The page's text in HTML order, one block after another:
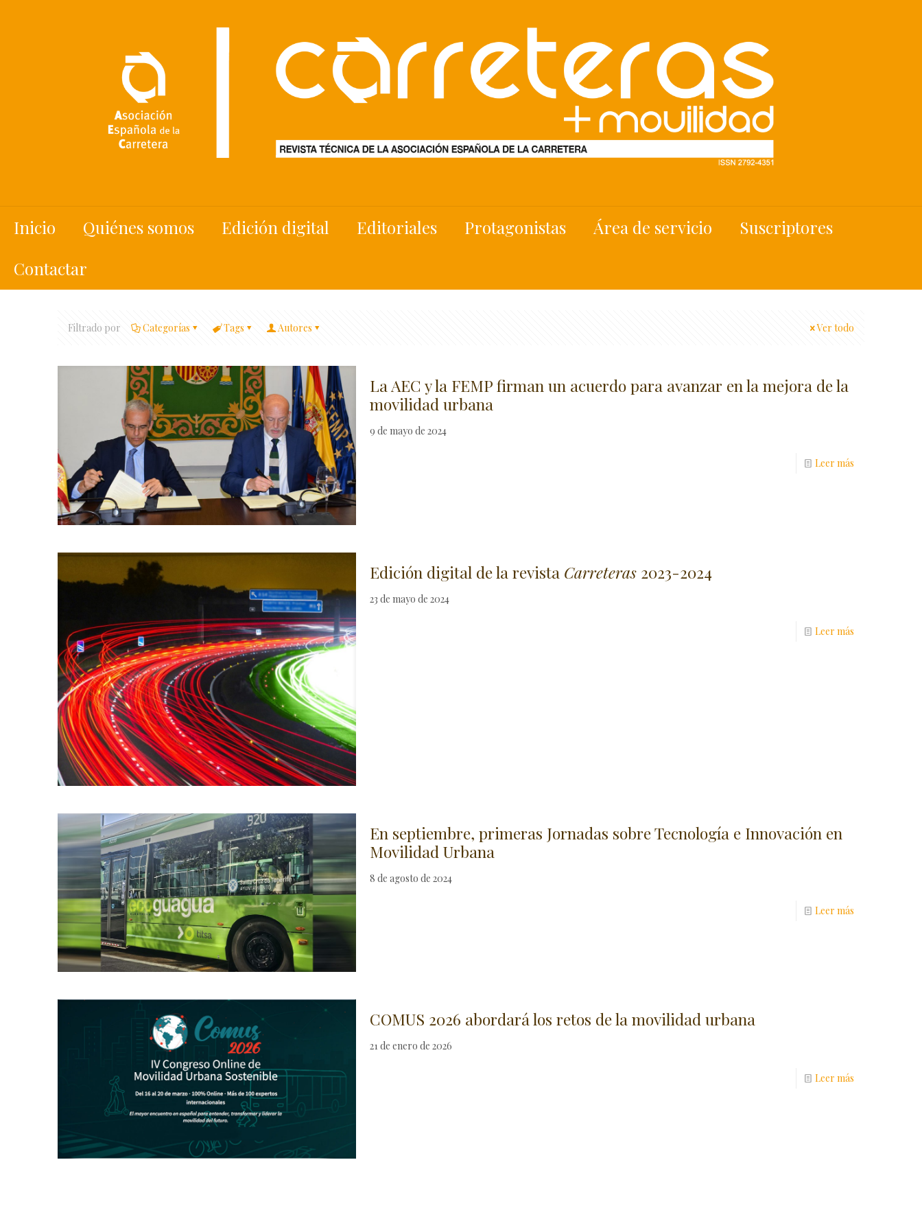
Inicio Quiénes somos Edición digital Editoriales Protagonistas Área de servicio
Suscriptores
Contactar
Filtrado por Categorías Tags Autores Ver todo
La AEC y la FEMP firman un acuerdo para avanzar en la mejora de la
movilidad urbana
9 de mayo de 2024
Leer más
Edición digital de la revista Carreteras 2023-2024
23 de mayo de 2024
Leer más
En septiembre, primeras Jornadas sobre Tecnología e Innovación en
Movilidad Urbana
8 de agosto de 2024
Leer más
COMUS 2026 abordará los retos de la movilidad urbana
21 de enero de 2026
Leer más